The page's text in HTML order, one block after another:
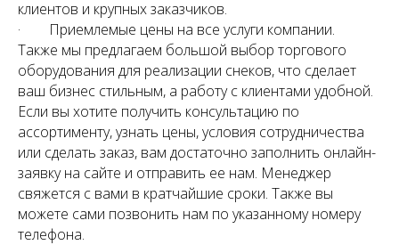
клиентов и крупных заказчиков.
· Приемлемые цены на все услуги компании.
Также мы предлагаем большой выбор торгового
оборудования для реализации снеков, что сделает
ваш бизнес стильным, а работу с клиентами удобной.
Если вы хотите получить консультацию по
ассортименту, узнать цены, условия сотрудничества
или сделать заказ, вам достаточно заполнить онлайн-
заявку на сайте и отправить ее нам. Менеджер
свяжется с вами в кратчайшие сроки. Также вы
можете сами позвонить нам по указанному номеру
телефона.